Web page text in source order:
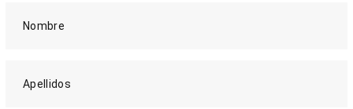
Nombre
Apellidos